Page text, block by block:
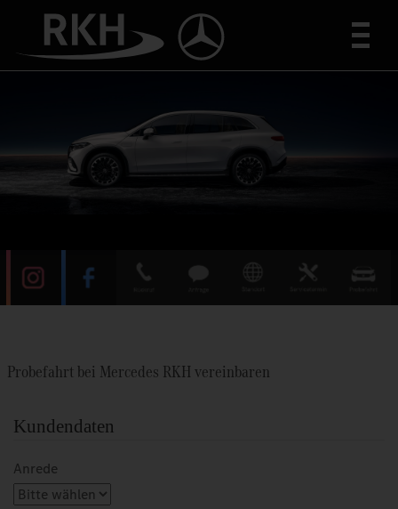
Probefahrt bei Mercedes RKH vereinbaren
Kundendaten
Anrede